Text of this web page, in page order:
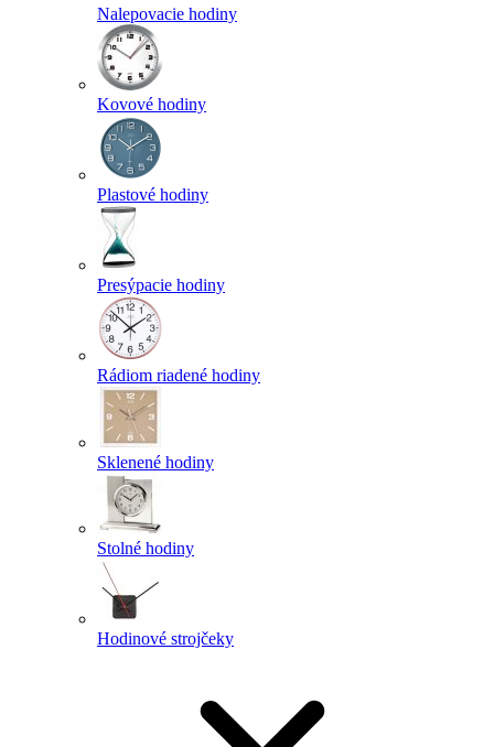
Nalepovacie hodiny
Kovové hodiny
Plastové hodiny
Presýpacie hodiny
Rádiom riadené hodiny
Sklenené hodiny
Stolné hodiny
Hodinové strojčeky